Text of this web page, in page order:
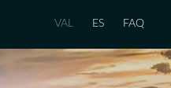
VAL ES FAQ